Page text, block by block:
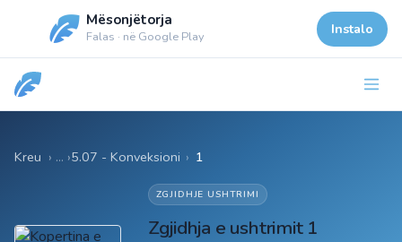
Mësonjëtorja
Falas · në Google Play Instalo
Kreu 5.07 - Konveksioni › 1
ZGJIDHJE USHTRIMI
Zgjidhja e ushtrimit 1